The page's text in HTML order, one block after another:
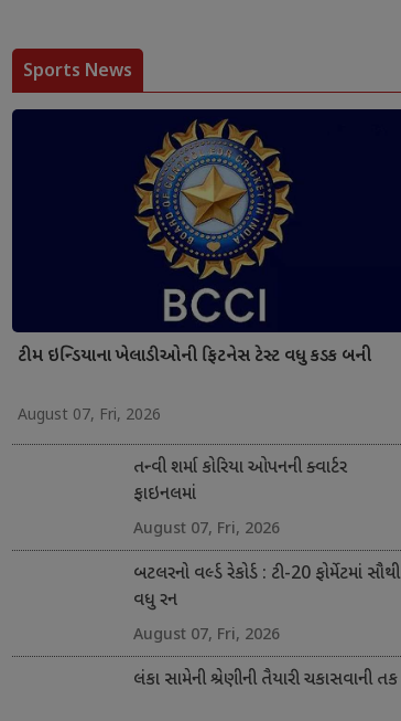
Sports News
ટીમ ઇન્ડિયાના ખેલાડીઓની ફિટનેસ ટેસ્ટ વધુ કડક બની
August 07, Fri, 2026
તન્વી શર્મા કોરિયા ઓપનની ક્વાર્ટર
ફાઇનલમાં
August 07, Fri, 2026
બટલરનો વર્લ્ડ રેકોર્ડ : ટી-20 ફોર્મેટમાં સૌથી
વધુ રન
August 07, Fri, 2026
લંકા સામેની શ્રેણીની તૈયારી ચકાસવાની તક